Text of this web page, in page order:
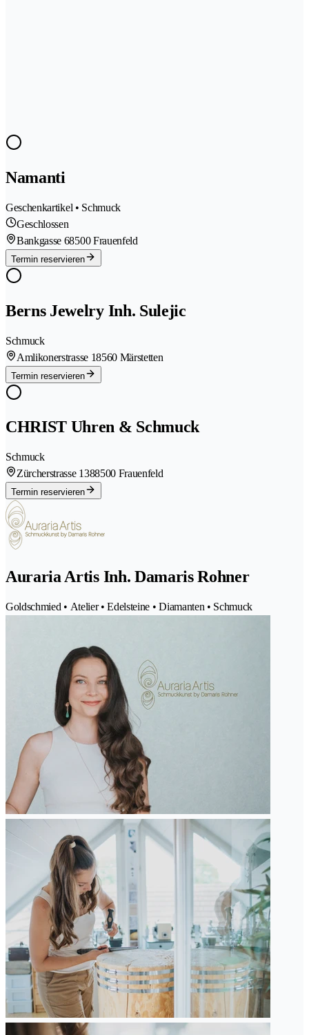
Namanti
Geschenkartikel • Schmuck
Geschlossen
Bankgasse 68500 Frauenfeld
Termin reservieren
Berns Jewelry Inh. Sulejic
Schmuck
Amlikonerstrasse 18560 Märstetten
Termin reservieren
CHRIST Uhren & Schmuck
Schmuck
Zürcherstrasse 1388500 Frauenfeld
Termin reservieren
Auraria Artis Inh. Damaris Rohner
Goldschmied • Atelier • Edelsteine • Diamanten • Schmuck